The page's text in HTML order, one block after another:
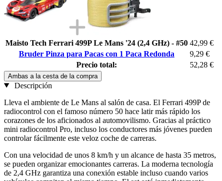
Maisto Tech Ferrari 499P Le Mans '24 (2,4 GHz) - #50 42,99 €
Bruder Pinza para Pacas con 1 Paca Redonda
9,29 €
Precio total:
52,28 €
Ambas a la cesta de la compra
Descripción
Lleva el ambiente de Le Mans al salón de casa. El Ferrari 499P de
radiocontrol con el famoso número 50 hace latir más rápido los
corazones de los aficionados al automovilismo. Gracias al práctico
mini radiocontrol Pro, incluso los conductores más jóvenes pueden
controlar fácilmente este veloz coche de carreras.
Con una velocidad de unos 8 km/h y un alcance de hasta 35 metros,
se pueden organizar emocionantes carreras. La moderna tecnología
de 2,4 GHz garantiza una conexión estable incluso cuando varios